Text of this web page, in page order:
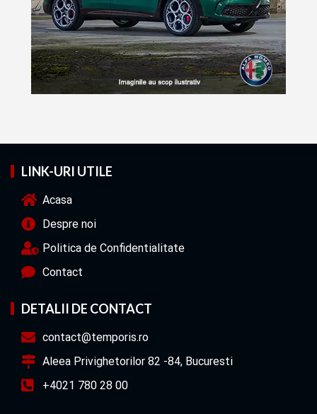
LINK-URI UTILE
Acasa
Despre noi
Politica de Confidentialitate
Contact
DETALII DE CONTACT
contact@temporis.ro
Aleea Privighetorilor 82 -84, Bucuresti
+4021 780 28 00